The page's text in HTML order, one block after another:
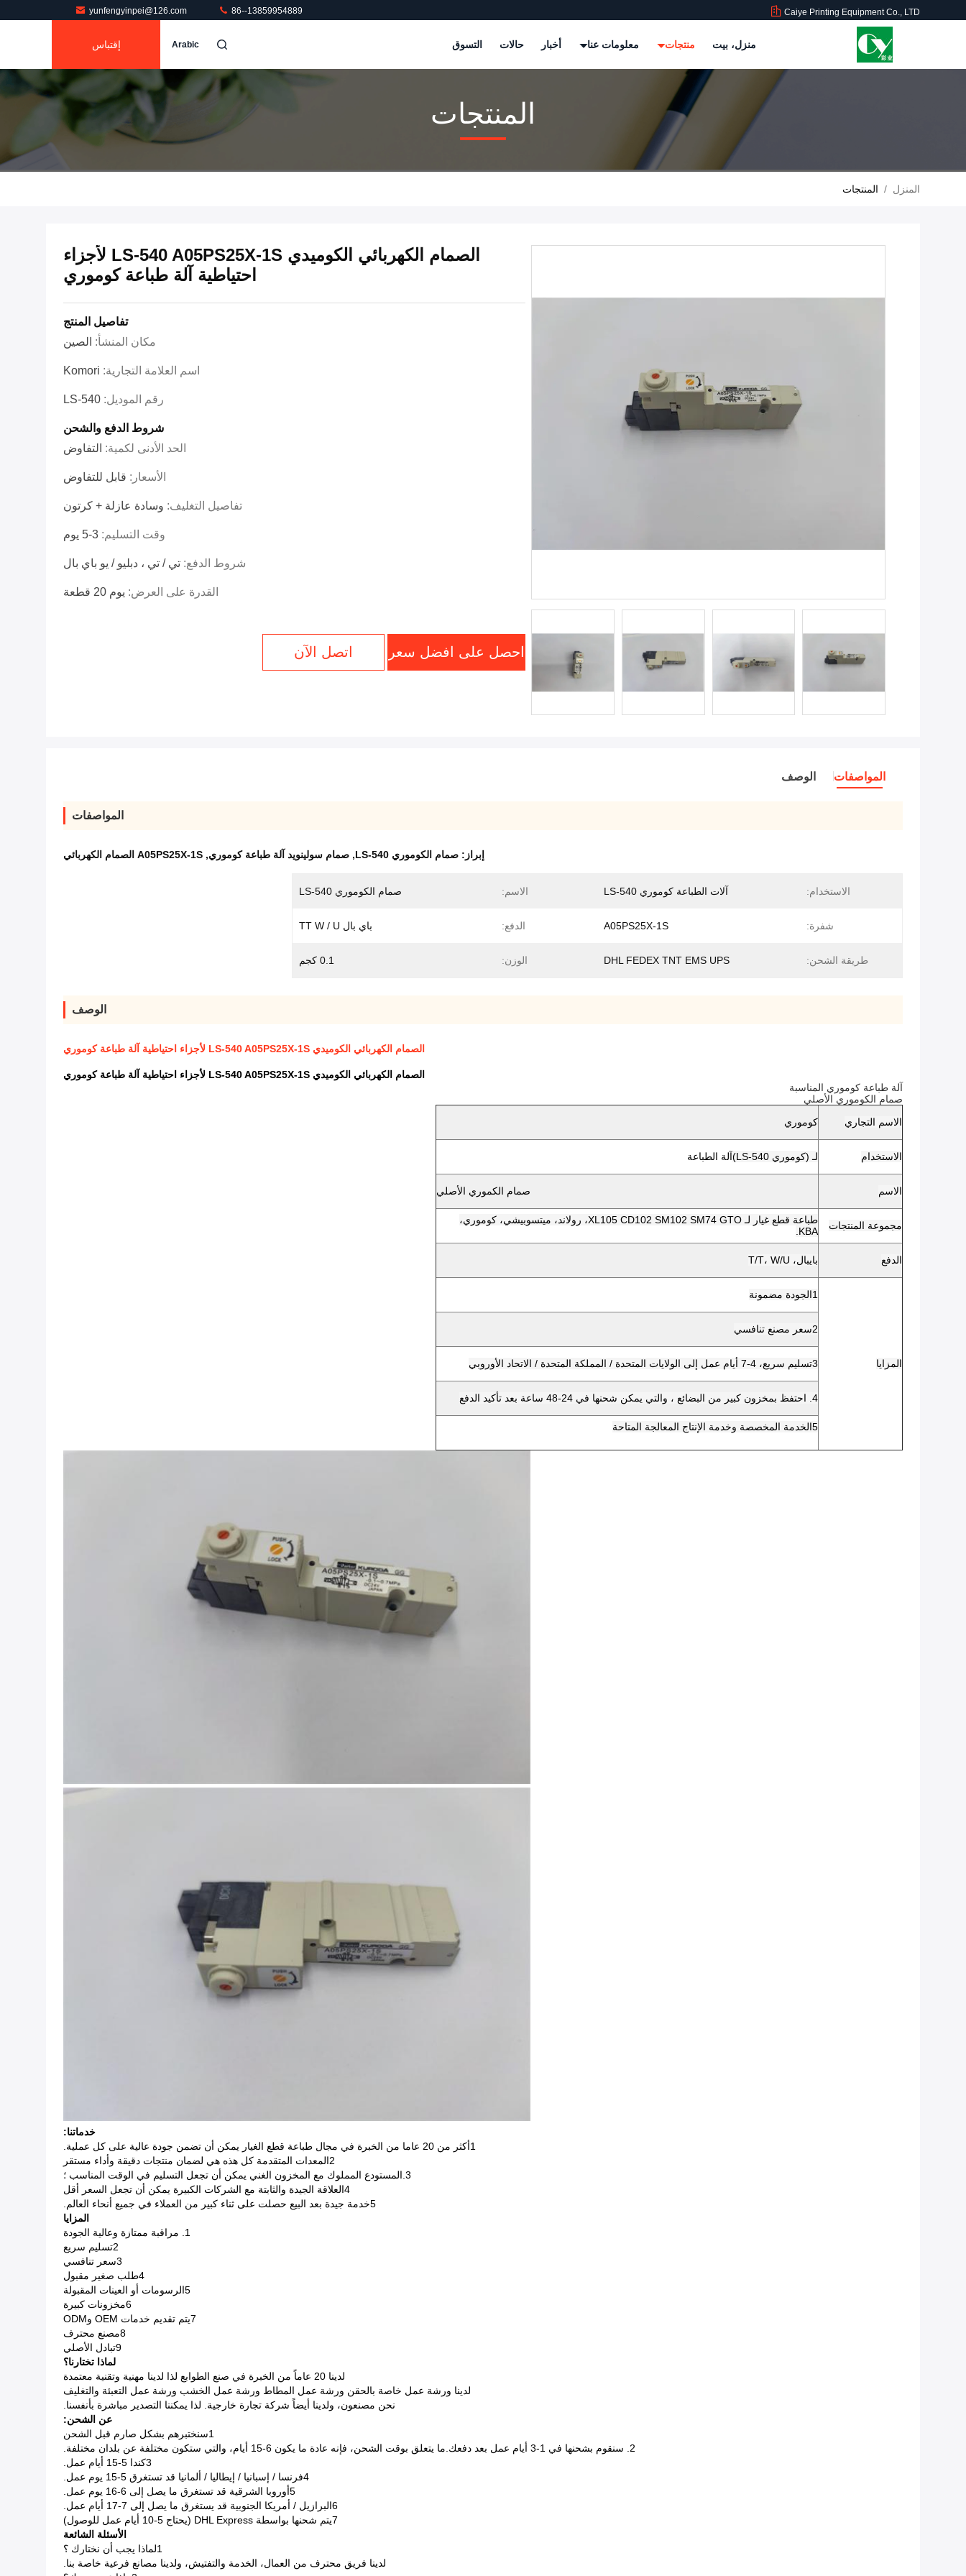
Caiye Printing Equipment Co., LTD
yunfengyinpei@126.com 86--13859954889
منزل، بيت منتجات معلومات عنا أخبار حالات التسوق Arabic إقتباس
المنتجات
المنزل / المنتجات
الصمام الكهربائي الكوميدي LS-540 A05PS25X-1S لأجزاء
احتياطية آلة طباعة كوموري
تفاصيل المنتج
مكان المنشأ: الصين
اسم العلامة التجارية: Komori
رقم الموديل: LS-540
شروط الدفع والشحن
الحد الأدنى لكمية: التفاوض
الأسعار: قابل للتفاوض
تفاصيل التغليف: وسادة عازلة + كرتون
وقت التسليم: 3-5 يوم
شروط الدفع: تي / تي ، دبليو / يو باي بال
القدرة على العرض: يوم 20 قطعة
احصل على افضل سعر اتصل الآن
المواصفات الوصف
المواصفات
إبراز: صمام الكوموري LS-540 , صمام سولينويد آلة طباعة كوموري, A05PS25X-1S الصمام الكهربائي
الاستخدام: آلات الطباعة كوموري LS-540 الاسم: صمام الكوموري LS-540
شفرة: A05PS25X-1S الدفع: باي بال TT W / U
طريقة الشحن: DHL FEDEX TNT EMS UPS الوزن: 0.1 كجم
الوصف
الصمام الكهربائي الكوميدي LS-540 A05PS25X-1S لأجزاء احتياطية آلة طباعة كوموري
الصمام الكهربائي الكوميدي LS-540 A05PS25X-1S لأجزاء احتياطية آلة طباعة كوموري
آلة طباعة كوموري المناسبة
صمام الكوموري الأصلي
الاسم التجاري
كوموري
الاستخدام لـ (كوموري LS-540) آلة الطباعة
الاسم صمام الكموري الأصلي
مجموعة المنتجات
طباعة قطع غيار لـ XL105 CD102 SM102 SM74 GTO، رولاند، ميتسوبيشي، كوموري،
KBA.
الدفع بايبال، T/T، W/U
المزايا
1الجودة مضمونة
2سعر مصنع تنافسي
3تسليم سريع، 4-7 أيام عمل إلى الولايات المتحدة / المملكة المتحدة / الاتحاد الأوروبي
4. احتفظ بمخزون كبير من البضائع ، والتي يمكن شحنها في 24-48 ساعة بعد تأكيد الدفع
5الخدمة المخصصة وخدمة الإنتاج المعالجة المتاحة
خدماتنا:
1أكثر من 20 عاما من الخبرة في مجال طباعة قطع الغيار يمكن أن تضمن جودة عالية على كل عملية.
2المعدات المتقدمة كل هذه هي لضمان منتجات دقيقة وأداء مستقر
3.المستودع المملوك مع المخزون الغني يمكن أن تجعل التسليم في الوقت المناسب ؛
4العلاقة الجيدة والثابتة مع الشركات الكبيرة يمكن أن تجعل السعر أقل
5خدمة جيدة بعد البيع حصلت على ثناء كبير من العملاء في جميع أنحاء العالم.
المزايا
1. مراقبة ممتازة وعالية الجودة
2تسليم سريع
3سعر تنافسي
4طلب صغير مقبول
5الرسومات أو العينات المقبولة
6مخزونات كبيرة
7يتم تقديم خدمات OEM وODM
8مصنع محترف
9تبادل الأصلي
لماذا تختارنا؟
لدينا 20 عاماً من الخبرة في صنع الطوابع لذا لدينا مهنية وتقنية معتمدة
لدينا ورشة عمل خاصة بالحقن ورشة عمل المطاط ورشة عمل الخشب ورشة عمل التعبئة والتغليف
نحن مصنعون، ولدينا أيضاً شركة تجارة خارجية. لذا يمكننا التصدير مباشرة بأنفسنا.
عن الشحن:
1سنختبرهم بشكل صارم قبل الشحن
2. سنقوم بشحنها في 1-3 أيام عمل بعد دفعك.ما يتعلق بوقت الشحن، فإنه عادة ما يكون 6-15 أيام، والتي ستكون مختلفة عن بلدان مختلفة.
3كندا 5-15 أيام عمل.
4فرنسا / إسبانيا / إيطاليا / ألمانيا قد تستغرق 5-15 يوم عمل.
5أوروبا الشرقية قد تستغرق ما يصل إلى 6-16 يوم عمل.
6البرازيل / أمريكا الجنوبية قد يستغرق ما يصل إلى 7-17 أيام عمل.
7يتم شحنها بواسطة DHL Express (يحتاج 5-10 أيام عمل للوصول)
الأسئلة الشائعة
1لماذا يجب أن نختارك ؟
لدينا فريق محترف من العمال، الخدمة والتفتيش، ولدينا مصانع فرعية خاصة بنا.